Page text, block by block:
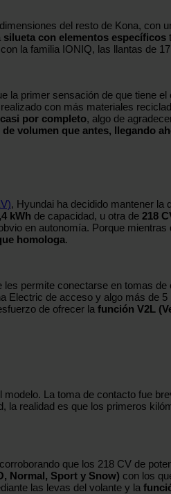
del resto de Kona, con
silueta con elementos específicos
la familia IONIQ, las llantas de
la primer sensación de que tiene
con más materiales
por completo, algo de
volumen que antes, llegando
, Hyundai ha decidido mantener la
kWh de capacidad, u otra de 218
en autonomía. Porque
homologa.
les permite conectarse en tomas
Electric de acceso y algo más
de ofrecer la función V2L
La toma de contacto fue
la realidad es que los primeros
que los 218 CV de
Normal, Sport y Snow) con los
las levas del volante y la